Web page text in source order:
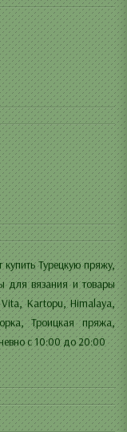
Турецкую пряжу,
для вязания и товары
Kartopu, Himalaya,
Троицкая пряжа,
с 10:00 до 20:00